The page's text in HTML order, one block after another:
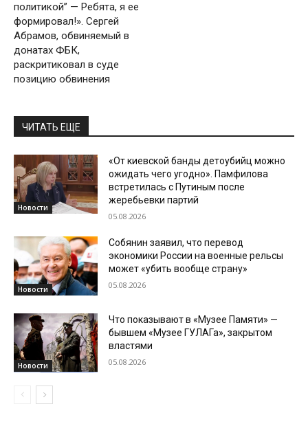
политикой” — Ребята, я ее
формировал!». Сергей
Абрамов, обвиняемый в
донатах ФБК,
раскритиковал в суде
позицию обвинения
ЧИТАТЬ ЕЩЕ
Новости
«От киевской банды детоубийц можно
ожидать чего угодно». Памфилова
встретилась с Путиным после
жеребьевки партий
05.08.2026
Новости
Собянин заявил, что перевод
экономики России на военные рельсы
может «убить вообще страну»
05.08.2026
Новости
Что показывают в «Музее Памяти» —
бывшем «Музее ГУЛАГа», закрытом
властями
05.08.2026